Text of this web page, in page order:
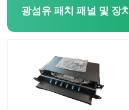
광섬유 패치 패널 및 장치